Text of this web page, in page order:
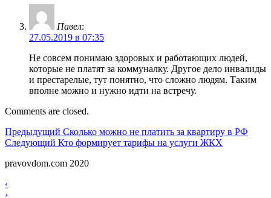
Павел:
27.05.2019 в 07:35
Не совсем понимаю здоровых и работающих людей,
которые не платят за коммуналку. Другое дело инвалиды
и престарелые, тут понятно, что сложно людям. Таким
вполне можно и нужно идти на встречу.
Comments are closed.
Навигация
по
записям
Предыдущий Предыдущий
Сколько можно не платить за квартиру в РФ
Следующий Следующий
Кто формирует тарифы на услуги ЖКХ
pravovdom.com 2020
Scroll
Up
Навигация
‹
›